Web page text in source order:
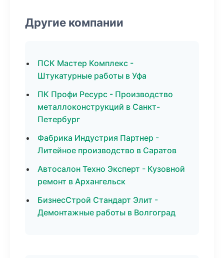
Другие компании
ПСК Мастер Комплекс -
Штукатурные работы в Уфа
ПК Профи Ресурс - Производство
металлоконструкций в Санкт-
Петербург
Фабрика Индустрия Партнер -
Литейное производство в Саратов
Автосалон Техно Эксперт - Кузовной
ремонт в Архангельск
БизнесСтрой Стандарт Элит -
Демонтажные работы в Волгоград